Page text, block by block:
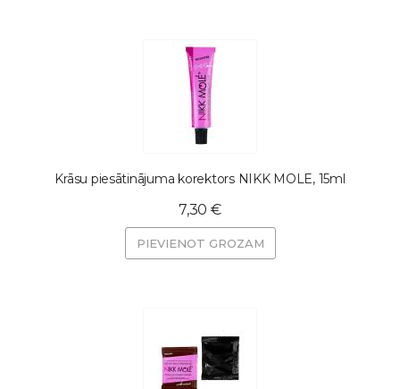
Krāsu piesātinājuma korektors NIKK MOLE, 15ml
7,30 €
PIEVIENOT GROZAM